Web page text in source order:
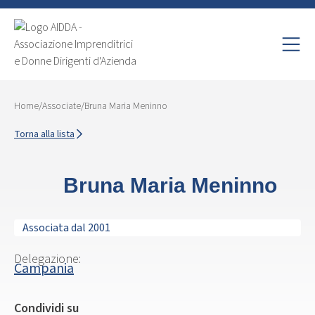
Home/Associate/Bruna Maria Meninno
Torna alla lista
Bruna Maria Meninno
Associata dal 2001
Delegazione:
Campania
Condividi su